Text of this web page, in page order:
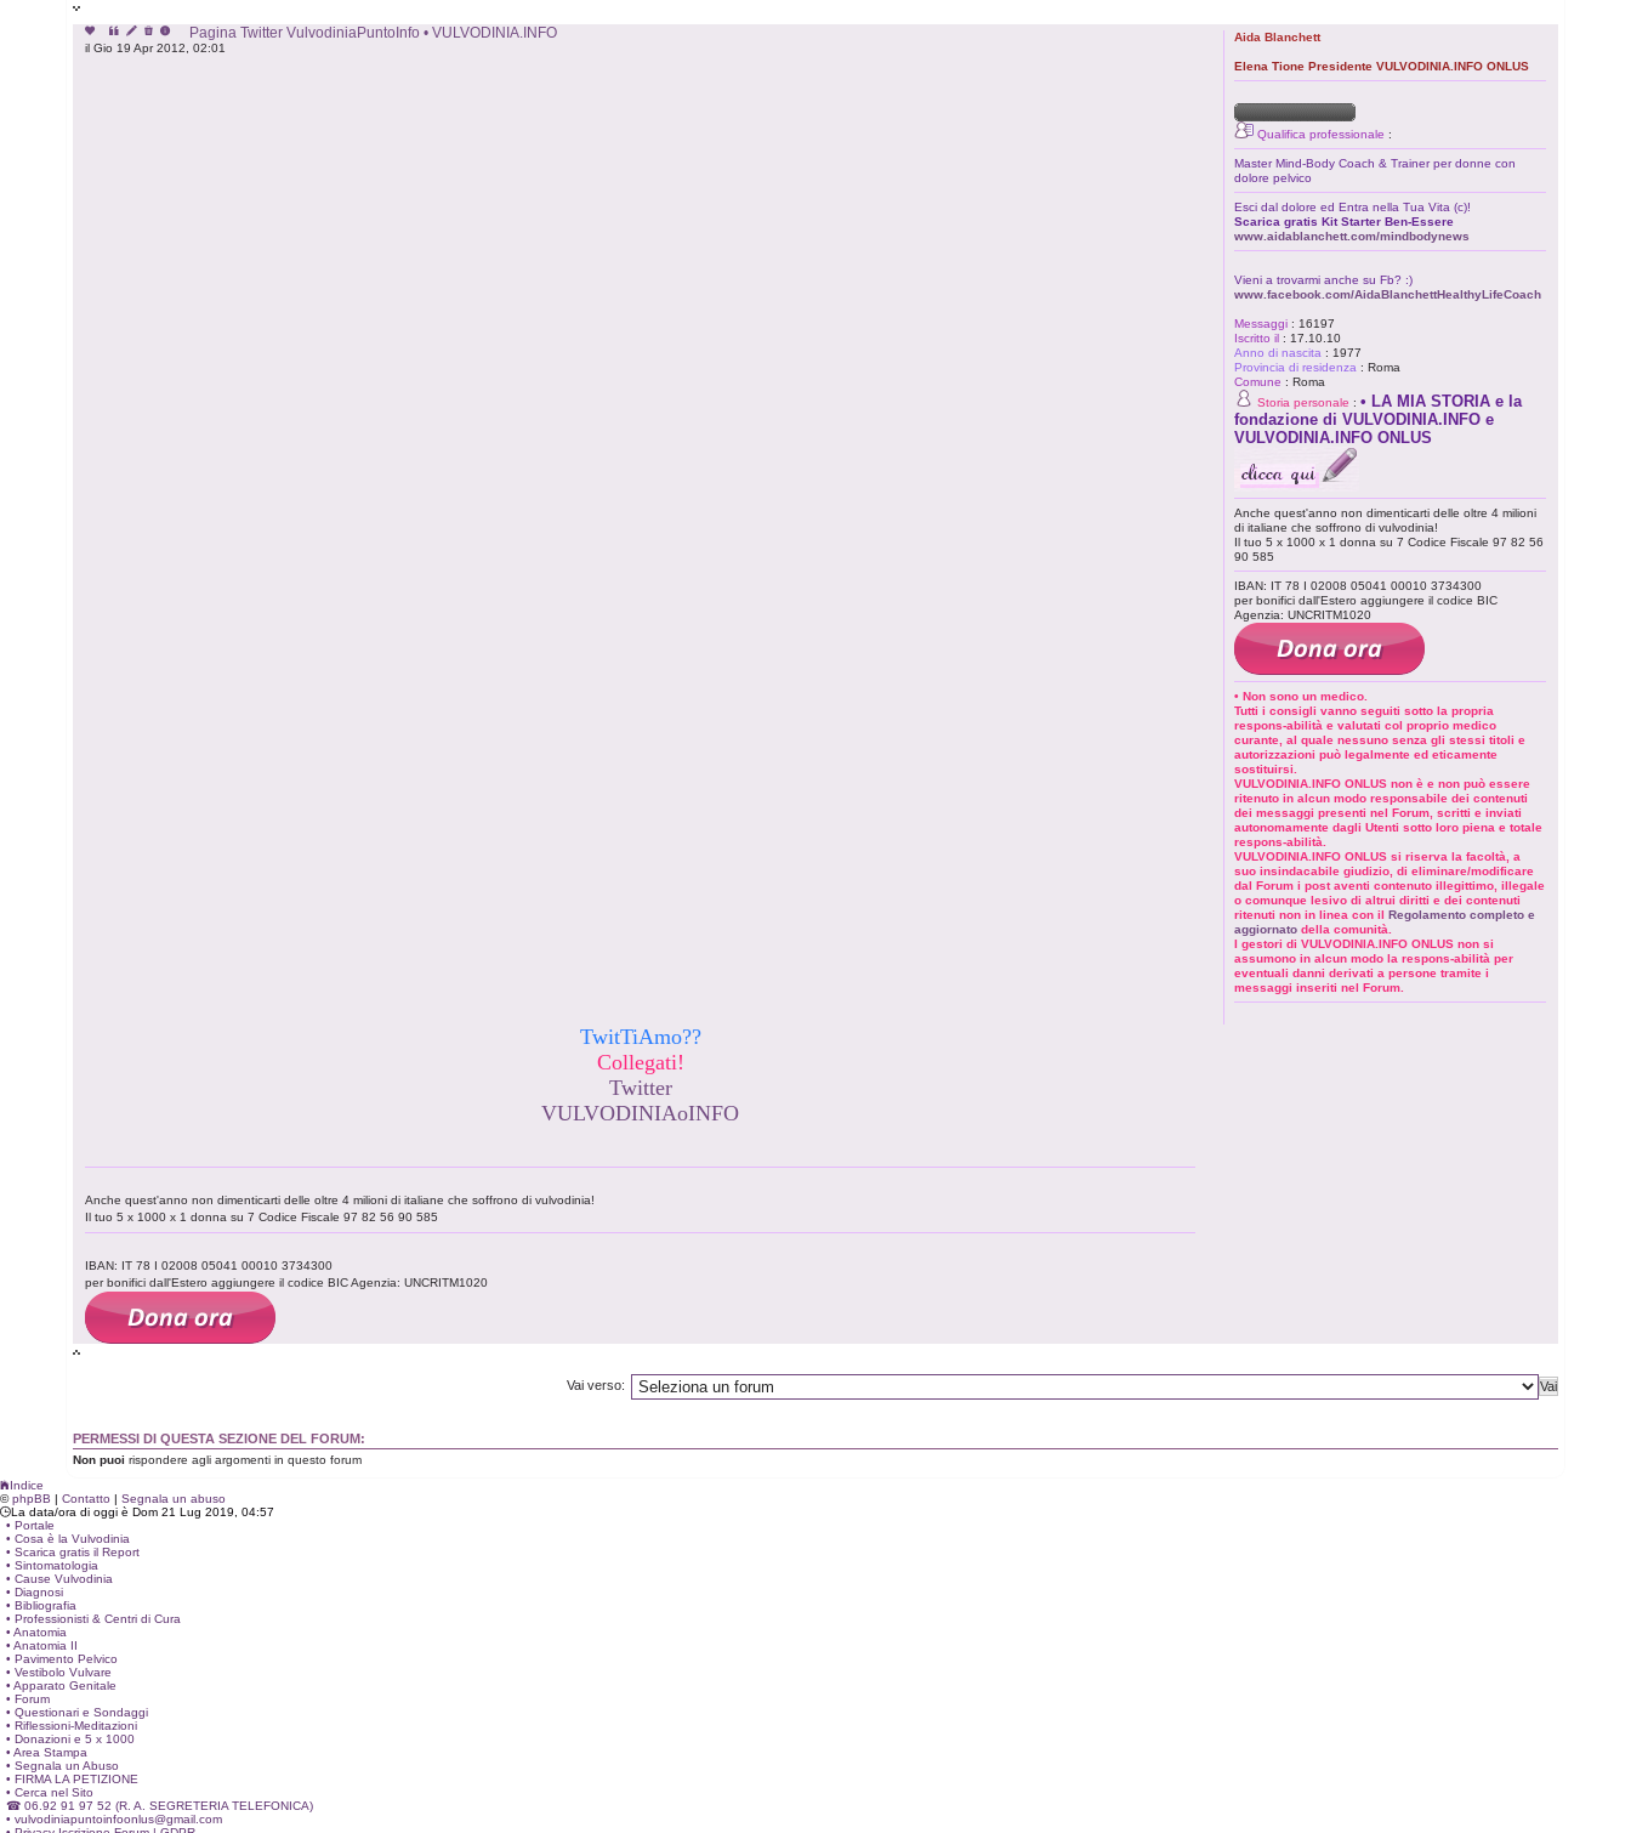
Aida Blanchett
Elena Tione Presidente VULVODINIA.INFO ONLUS
Qualifica professionale :
Master Mind-Body Coach & Trainer per donne con
dolore pelvico
Esci dal dolore ed Entra nella Tua Vita (c)!
Scarica gratis Kit Starter Ben-Essere
www.aidablanchett.com/mindbodynews
Vieni a trovarmi anche su Fb? :)
www.facebook.com/AidaBlanchettHealthyLifeCoach
Messaggi: 16197
Iscritto il: 17.10.10
Anno di nascita : 1977
Provincia di residenza : Roma
Comune : Roma
Storia personale : • LA MIA STORIA e la
fondazione di VULVODINIA.INFO e
VULVODINIA.INFO ONLUS
Anche quest'anno non dimenticarti delle oltre 4 milioni
di italiane che soffrono di vulvodinia!
Il tuo 5 x 1000 x 1 donna su 7 Codice Fiscale 97 82 56
90 585
IBAN: IT 78 I 02008 05041 00010 3734300
per bonifici dall'Estero aggiungere il codice BIC
Agenzia: UNCRITM1020
• Non sono un medico.
Tutti i consigli vanno seguiti sotto la propria
respons-abilità e valutati col proprio medico
curante, al quale nessuno senza gli stessi titoli e
autorizzazioni può legalmente ed eticamente
sostituirsi.
VULVODINIA.INFO ONLUS non è e non può essere
ritenuto in alcun modo responsabile dei contenuti
dei messaggi presenti nel Forum, scritti e inviati
autonomamente dagli Utenti sotto loro piena e totale
respons-abilità.
VULVODINIA.INFO ONLUS si riserva la facoltà, a
suo insindacabile giudizio, di eliminare/modificare
dal Forum i post aventi contenuto illegittimo, illegale
o comunque lesivo di altrui diritti e dei contenuti
ritenuti non in linea con il Regolamento completo e
aggiornatodella comunità.
I gestori di VULVODINIA.INFO ONLUS non si
assumono in alcun modo la respons-abilità per
eventuali danni derivati a persone tramite i
messaggi inseriti nel Forum.
Pagina Twitter VulvodiniaPuntoInfo • VULVODINIA.INFO
il Gio 19 Apr 2012, 02:01
TwitTiAmo??
Collegati!
Twitter
VULVODINIAoINFO
Anche quest'anno non dimenticarti delle oltre 4 milioni di italiane che soffrono di vulvodinia!
Il tuo 5 x 1000 x 1 donna su 7 Codice Fiscale 97 82 56 90 585
IBAN: IT 78 I 02008 05041 00010 3734300
per bonifici dall'Estero aggiungere il codice BIC Agenzia: UNCRITM1020
Vai verso:
PERMESSI DI QUESTA SEZIONE DEL FORUM:
Non puoi rispondere agli argomenti in questo forum
Indice
© phpBB | Contatto | Segnala un abuso
La data/ora di oggi è Dom 21 Lug 2019, 04:57
• Portale
• Cosa è la Vulvodinia
• Scarica gratis il Report
• Sintomatologia
• Cause Vulvodinia
• Diagnosi
• Bibliografia
• Professionisti & Centri di Cura
• Anatomia
• Anatomia II
• Pavimento Pelvico
• Vestibolo Vulvare
• Apparato Genitale
• Forum
• Questionari e Sondaggi
• Riflessioni-Meditazioni
• Donazioni e 5 x 1000
• Area Stampa
• Segnala un Abuso
• FIRMA LA PETIZIONE
• Cerca nel Sito
☎ 06.92 91 97 52 (R. A. SEGRETERIA TELEFONICA)
• vulvodiniapuntoinfoonlus@gmail.com